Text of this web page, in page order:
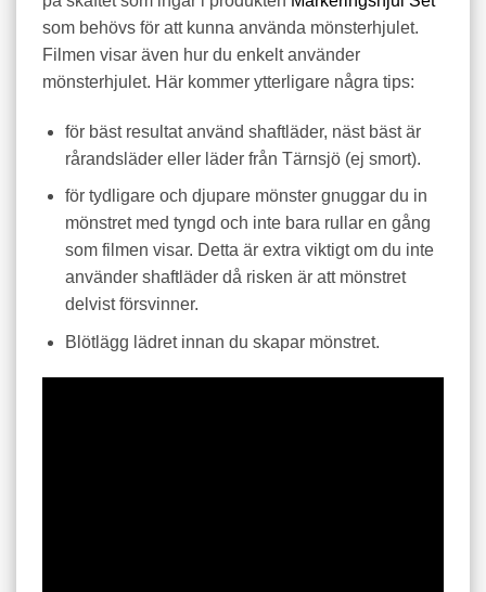
som behövs för att kunna använda mönsterhjulet.
Filmen visar även hur du enkelt använder
mönsterhjulet. Här kommer ytterligare några tips:
för bäst resultat använd shaftläder, näst bäst är
rårandsläder eller läder från Tärnsjö (ej smort).
för tydligare och djupare mönster gnuggar du in
mönstret med tyngd och inte bara rullar en gång
som filmen visar. Detta är extra viktigt om du inte
använder shaftläder då risken är att mönstret
delvist försvinner.
Blötlägg lädret innan du skapar mönstret.